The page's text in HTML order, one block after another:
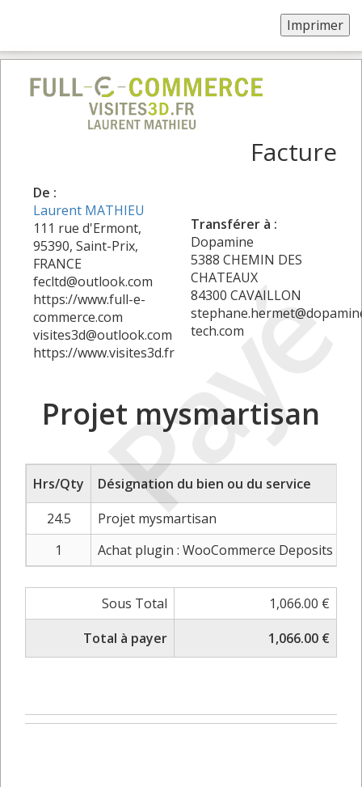
Payé
Facture
De :
Laurent MATHIEU
111 rue d'Ermont,
95390, Saint-Prix,
FRANCE
fecltd@outlook.com
https://www.full-e-
commerce.com
visites3d@outlook.com
https://www.visites3d.fr
Transférer à :
Dopamine
5388 CHEMIN DES
CHATEAUX
84300 CAVAILLON
tech.com
Projet mysmartisan
Hrs/Qty
Désignation du bien ou du service
24.5
Projet mysmartisan
1
Achat plugin : WooCommerce Deposits
Sous Total
1,066.00 €
Total à payer
1,066.00 €